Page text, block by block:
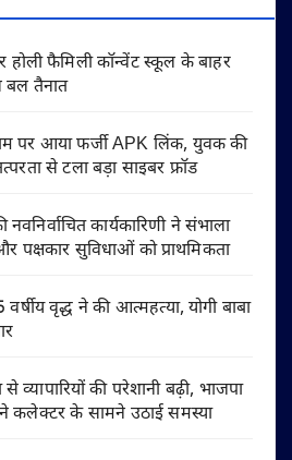
होली फैमिली कॉन्वेंट स्कूल के बाहर
बल तैनात
पर आया फर्जी APK लिंक, युवक की
से टला बड़ा साइबर फ्रॉड
कार्यकारिणी ने संभाला
पक्षकार सुविधाओं को प्राथमिकता
वृद्ध ने की आत्महत्या, योगी बाबा
से व्यापारियों की परेशानी बढ़ी, भाजपा
कलेक्टर के सामने उठाई समस्या